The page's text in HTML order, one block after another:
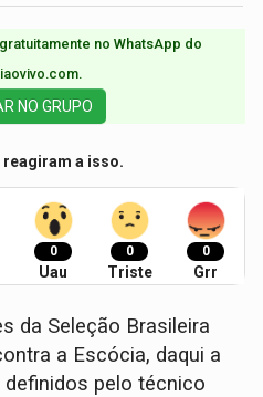
no WhatsApp do
NO GRUPO
reagiram a isso.
0
Uau
0
Triste
0
Grr
da Seleção Brasileira
a Escócia, daqui a
pelo técnico